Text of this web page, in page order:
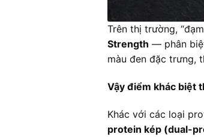
Trên thị trường,
Strength — phân
màu đen đặc trưng,
Vậy điểm khác biệt
Khác với các loại
protein kép (dual-